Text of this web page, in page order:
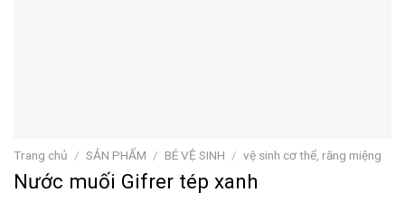
Trang chủ / SẢN PHẨM / BÉ VỆ SINH / vệ sinh cơ thể, răng miệng
Nước muối Gifrer tép xanh